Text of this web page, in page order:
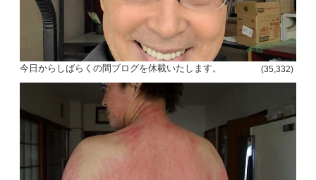
今日からしばらくの間ブログを休載いたします。 (35,332)